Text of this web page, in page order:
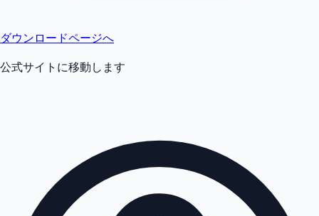
ダウンロードページへ
公式サイトに移動します